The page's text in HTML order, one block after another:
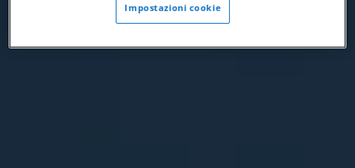
Impostazioni cookie